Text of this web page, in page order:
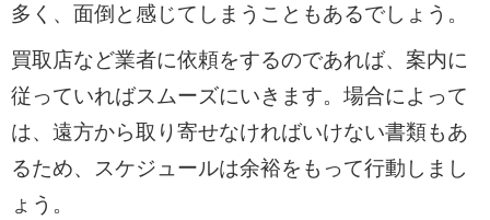
多く、面倒と感じてしまうこともあるでしょう。
買取店など業者に依頼をするのであれば、案内に
従っていればスムーズにいきます。場合によって
は、遠方から取り寄せなければいけない書類もあ
るため、スケジュールは余裕をもって行動しまし
ょう。